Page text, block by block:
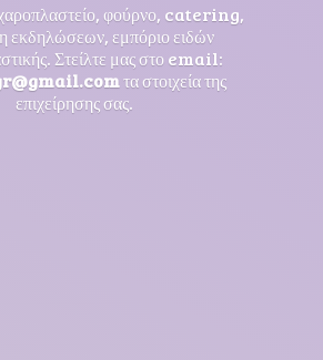
φούρνο, catering,
εκδηλώσεων, εμπόριο ειδών
Στείλτε μας στο email:
τα στοιχεία της
επιχείρησης σας.